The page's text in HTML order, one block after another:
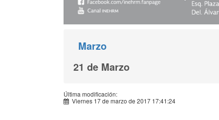
Marzo
21 de Marzo
Última modificación:
Viernes 17 de marzo de 2017 17:41:24